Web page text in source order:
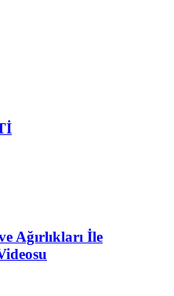
Ağırlıkları İle